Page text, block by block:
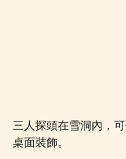
三人探頭在雪洞內，
桌面裝飾。